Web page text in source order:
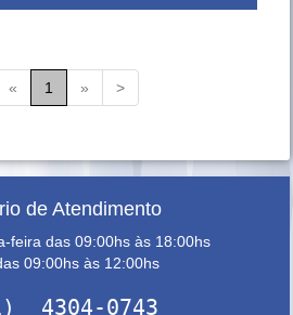
« 1 » >
de Atendimento
feira das 09:00hs às 18:00hs
09:00hs às 12:00hs
4304-0743